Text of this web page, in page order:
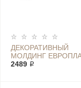
ДЕКОРАТИВНЫЙ
МОЛДИНГ
1.51.817
2489 ₽